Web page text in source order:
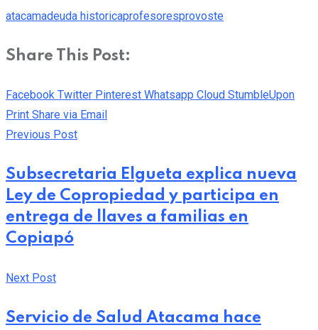
atacamadeuda historicaprofesoresprovoste
Share This Post:
Facebook Twitter Pinterest Whatsapp Cloud StumbleUpon
Print Share via Email
Previous Post
Subsecretaria Elgueta explica nueva
Ley de Copropiedad y participa en
entrega de llaves a familias en
Copiapó
Next Post
Servicio de Salud Atacama hace